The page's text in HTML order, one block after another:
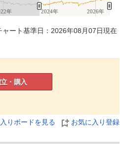
年 2024年 2026年
ャート基準日：2026年08月07日現在
・購入
りボードを見る お気に入り登録